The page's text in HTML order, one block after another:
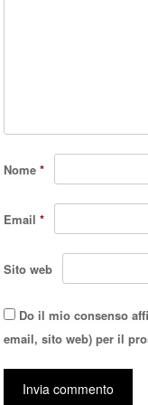
Nome*
Email*
Sito web
Do il mio consenso
email, sito web) per il